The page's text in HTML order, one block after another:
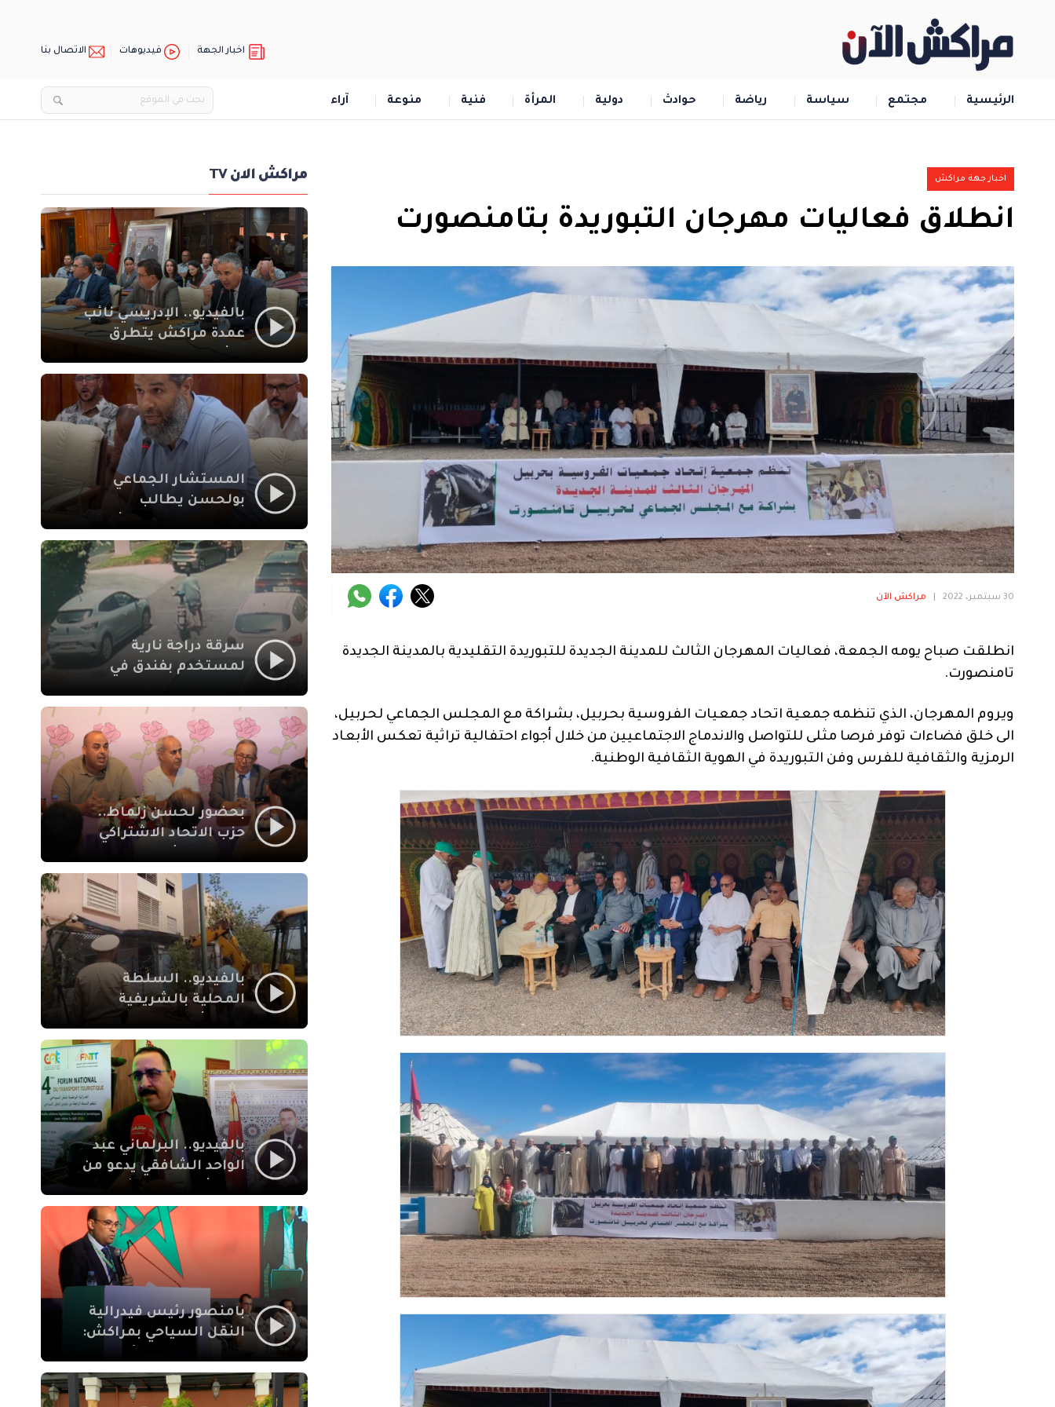
اخبار الجهة فيديوهات الاتصال بنا
الرئيسية مجتمع سياسة رياضة حوادث دولية المرأة فنية منوعة آراء
اخبار جهة مراكش
انطلاق فعاليات مهرجان التبوريدة بتامنصورت
30 سبتمبر، 2022 مراكش الآن
انطلقت صباح يومه الجمعة، فعاليات المهرجان الثالث للمدينة الجديدة للتبوريدة التقليدية بالمدينة الجديدة
تامنصورت.
ويروم المهرجان، الذي تنظمه جمعية اتحاد جمعيات الفروسية بحربيل، بشراكة مع المجلس الجماعي لحربيل،
الى خلق فضاءات توفر فرصا مثلى للتواصل والاندماج الاجتماعيين من خلال أجواء احتفالية تراثية تعكس الأبعاد
الرمزية والثقافية للفرس وفن التبوريدة في الهوية الثقافية الوطنية.
مراكش الان TV
بالفيديو.. الإدريسي نائب
عمدة مراكش يتطرق
الاجتماعي في نقل
المحطة الطرقية إلى
العزوزية
المستشار الجماعي
بولحسن يطالب
أشغال شارع علال
الفاسي بمراكش
سرقة دراجة نارية
لمستخدم بفندق في
بمراكش
بحضور لحسن زلماط..
حزب الاتحاد الاشتراكي
مقراً بمقاطعة سيدي
يوسف بن علي مراكش
بالفيديو.. السلطة
المحلية بالشريفية
بنايات غير قانونية بإقامة
الإيمان
بالفيديو.. البرلماني عبد
الواحد الشافقي يدعو من
النقل السياحي لمواكبة
بامنصور رئيس فيدرالية
النقل السياحي بمراكش:
والاصلاح التشريعي
ركيزتان أساسيتان لكسب